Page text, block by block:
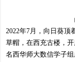
2022年7月，向日葵顶
草帽，在西充古楼，
名西华师大数信学子